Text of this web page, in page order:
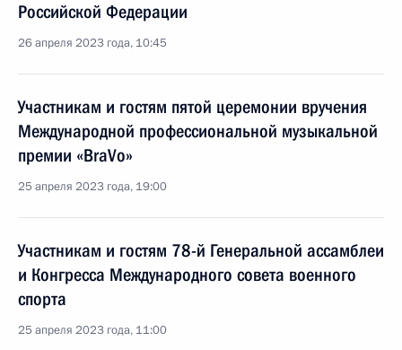
Российской Федерации
26 апреля 2023 года, 10:45
Участникам и гостям пятой церемонии вручения
Международной профессиональной музыкальной
премии «BraVo»
25 апреля 2023 года, 19:00
Участникам и гостям 78-й Генеральной ассамблеи
и Конгресса Международного совета военного
спорта
25 апреля 2023 года, 11:00